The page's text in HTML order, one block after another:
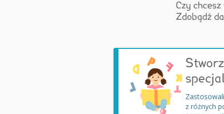
Czy chcesz
Zdobądź
z różnych